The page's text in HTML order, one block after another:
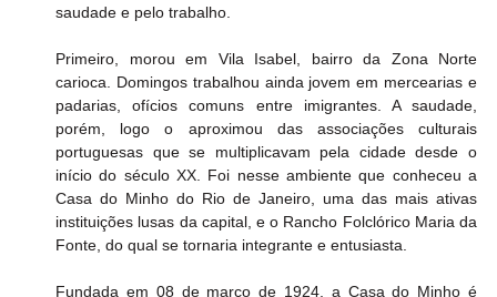
saudade e pelo trabalho.
Primeiro, morou em Vila Isabel, bairro da Zona Norte
carioca. Domingos trabalhou ainda jovem em mercearias e
padarias, ofícios comuns entre imigrantes. A saudade,
porém, logo o aproximou das associações culturais
portuguesas que se multiplicavam pela cidade desde o
início do século XX. Foi nesse ambiente que conheceu a
Casa do Minho do Rio de Janeiro, uma das mais ativas
instituições lusas da capital, e o Rancho Folclórico Maria da
Fonte, do qual se tornaria integrante e entusiasta.
Fundada em 08 de março de 1924, a Casa do Minho é